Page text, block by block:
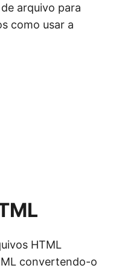
arquivo para
como usar a
HTML
convertendo-o